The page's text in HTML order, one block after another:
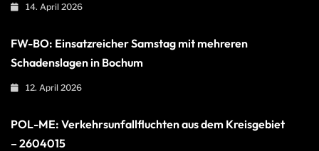
14. April 2026
FW-BO: Einsatzreicher Samstag mit mehreren
Schadenslagen in Bochum
12. April 2026
POL-ME: Verkehrsunfallfluchten aus dem Kreisgebiet
– 2604015